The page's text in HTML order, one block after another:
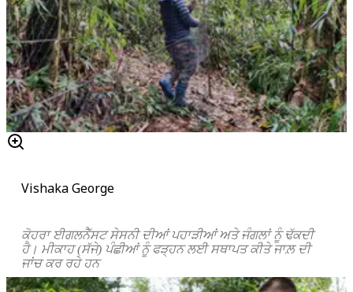
Vishaka George
ਕੋਹਰਾ ਈਗਲਨੈੱਸਟ ਸੇਸਨੀ ਦੀਆਂ ਪਹਾੜੀਆਂ ਅਤੇ ਜੰਗਲਾਂ ਨੂੰ ਢੱਕਦੀ
ਹੈ। ਮੀਕਾਹ (ਸੱਜੇ) ਪੰਛੀਆਂ ਨੂੰ ਫੜ੍ਹਨ ਲਈ ਸਥਾਪਤ ਕੀਤੇ ਜਾਲ਼ ਦੀ
ਜਾਂਚ ਕਰ ਰਹੇ ਹਨ